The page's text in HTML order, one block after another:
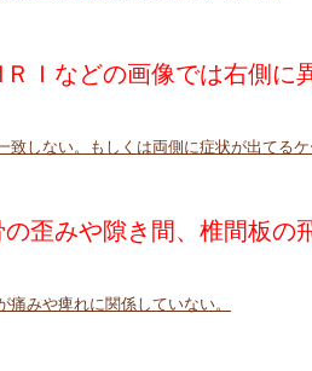
Ｉなどの画像では右側に
しない。もしくは両側に症状が出てるケ
歪みや隙き間、椎間板の
みや痺れに関係していない。